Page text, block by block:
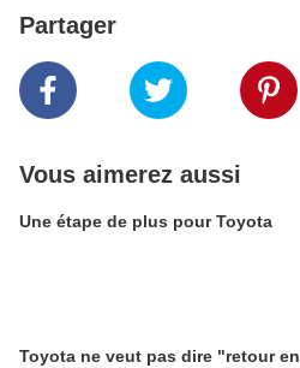
Partager
Vous aimerez aussi
Une étape de plus pour Toyota
Toyota ne veut pas dire "retour en